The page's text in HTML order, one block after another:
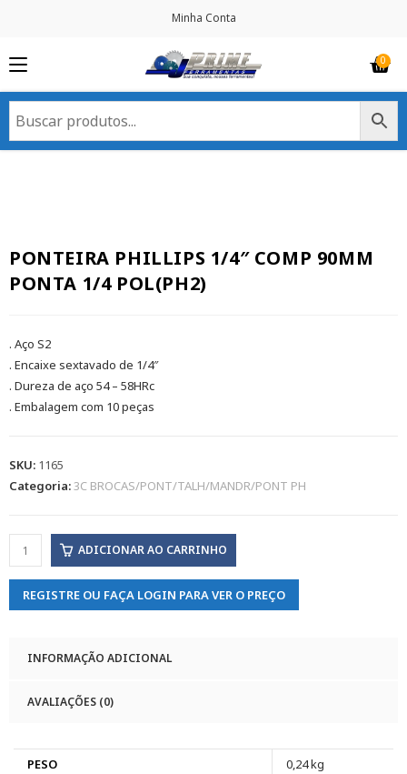
Minha Conta
PONTEIRA PHILLIPS 1/4″ COMP 90MM
PONTA 1/4 POL(PH2)
. Aço S2
. Encaixe sextavado de 1/4″
. Dureza de aço 54 – 58HRc
. Embalagem com 10 peças
SKU: 1165
Categoria:3C BROCAS/PONT/TALH/MANDR/PONT PH
ADICIONAR AO CARRINHO
REGISTRE OU FAÇA LOGIN PARA VER O PREÇO
INFORMAÇÃO ADICIONAL
AVALIAÇÕES (0)
PESO
0,24 kg